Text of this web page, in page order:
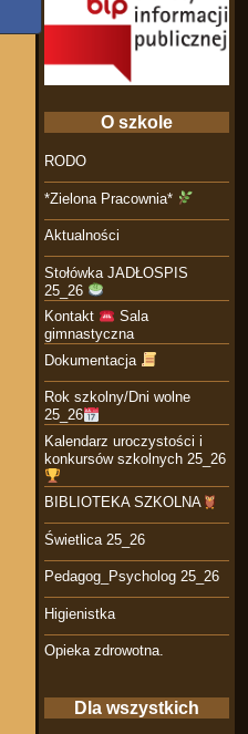
O szkole
RODO
*Zielona Pracownia*
Aktualności
Stołówka JADŁOSPIS
25_26
Kontakt
Sala
gimnastyczna
Dokumentacja
Rok szkolny/Dni wolne
25_26
Kalendarz uroczystości i
konkursów szkolnych 25_26
BIBLIOTEKA SZKOLNA
Świetlica 25_26
Pedagog_Psycholog 25_26
Higienistka
Opieka zdrowotna.
Dla wszystkich